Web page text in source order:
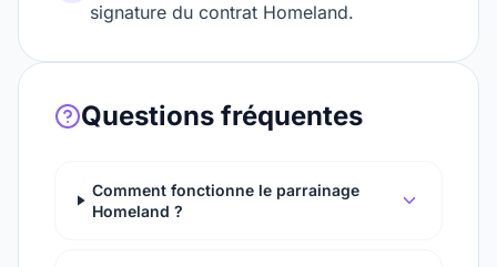
signature du contrat Homeland.
Questions fréquentes
Comment fonctionne le parrainage
Homeland ?